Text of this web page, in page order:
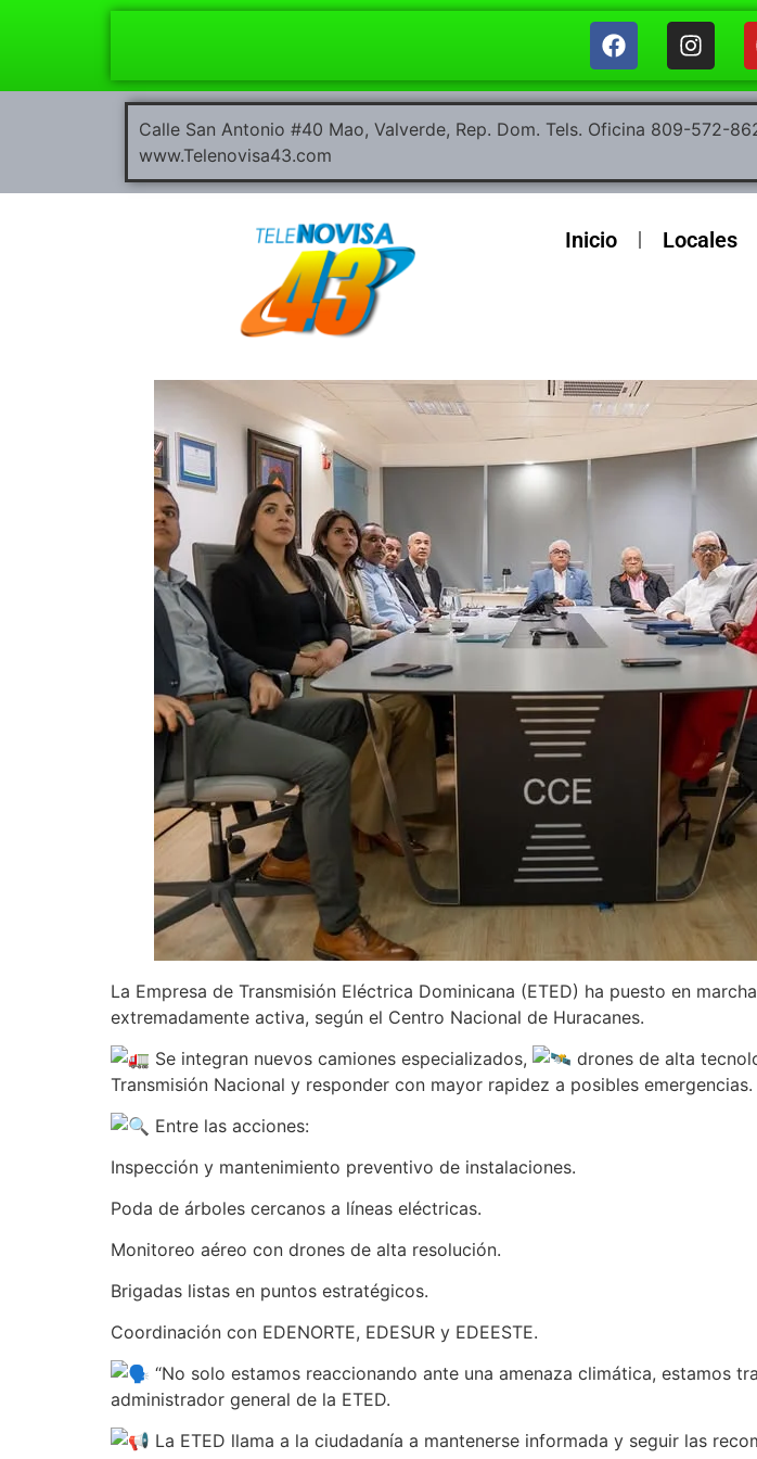
Calle San Antonio #40 Mao, Valverde, Rep. Dom. Tels. Oficina 809-572-
www.Telenovisa43.com
Inicio Locales
La Empresa de Transmisión Eléctrica Dominicana (ETED) ha puesto en
extremadamente activa, según el Centro Nacional de Huracanes.
Se integran nuevos camiones especializados,
drones de alta
Transmisión Nacional y responder con mayor rapidez a posibles emergencias.
Entre las acciones:
Inspección y mantenimiento preventivo de instalaciones.
Poda de árboles cercanos a líneas eléctricas.
Monitoreo aéreo con drones de alta resolución.
Brigadas listas en puntos estratégicos.
Coordinación con EDENORTE, EDESUR y EDEESTE.
“No solo estamos reaccionando ante una amenaza climática, estamos
administrador general de la ETED.
La ETED llama a la ciudadanía a mantenerse informada y seguir las